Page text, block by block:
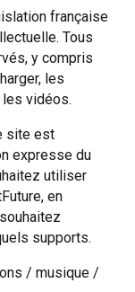
française
Tous
y compris
les
vidéos.
site est
expresse du
utiliser
en
supports.
/ musique /